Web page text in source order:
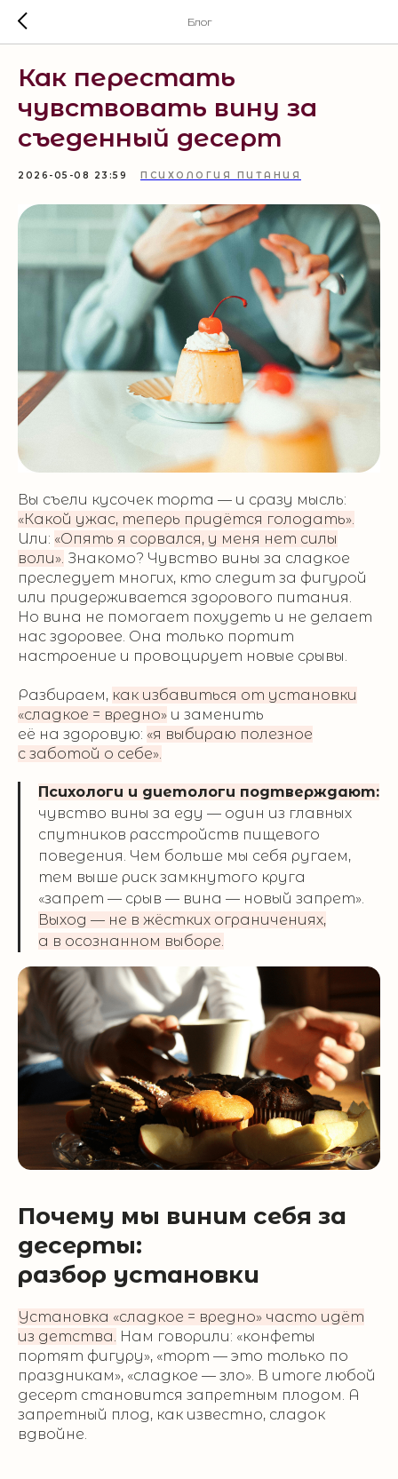
Блог
Как перестать
чувствовать вину за
съеденный десерт
2026-05-08 23:59 ПСИХОЛОГИЯ ПИТАНИЯ
Вы съели кусочек торта — и сразу мысль:
«Какой ужас, теперь придётся голодать».
Или: «Опять я сорвался, у меня нет силы
воли». Знакомо? Чувство вины за сладкое
преследует многих, кто следит за фигурой
или придерживается здорового питания.
Но вина не помогает похудеть и не делает
нас здоровее. Она только портит
настроение и провоцирует новые срывы.
Разбираем, как избавиться от установки
«сладкое = вредно» и заменить
её на здоровую: «я выбираю полезное
с заботой о себе».
Психологи и диетологи подтверждают:
чувство вины за еду — один из главных
спутников расстройств пищевого
поведения. Чем больше мы себя ругаем,
тем выше риск замкнутого круга
«запрет — срыв — вина — новый запрет».
Выход — не в жёстких ограничениях,
а в осознанном выборе.
Почему мы виним себя за
десерты:
разбор установки
Установка «сладкое = вредно» часто идёт
из детства. Нам говорили: «конфеты
портят фигуру», «торт — это только по
праздникам», «сладкое — зло». В итоге любой
десерт становится запретным плодом. А
запретный плод, как известно, сладок
вдвойне.